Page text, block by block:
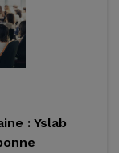
: Yslab